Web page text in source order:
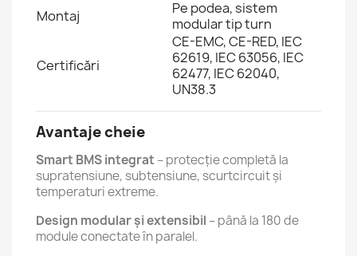
Montaj
Pe podea, sistem
modular tip turn
Certificări
CE-EMC, CE-RED, IEC
62619, IEC 63056, IEC
62477, IEC 62040,
UN38.3
Avantaje cheie
Smart BMS integrat – protecție completă la
supratensiune, subtensiune, scurtcircuit și
temperaturi extreme.
Design modular și extensibil – până la 180 de
module conectate în paralel.